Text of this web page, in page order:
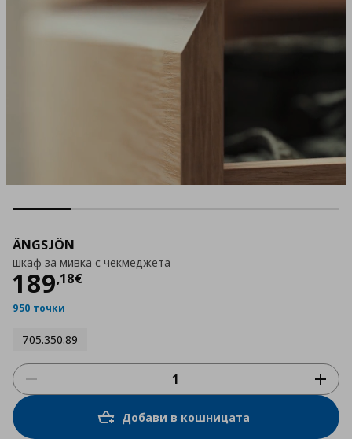
ÄNGSJÖN
шкаф за мивка с чекмеджета
189,18€
Цена
950 точки
705.350.89
Добави в кошницата